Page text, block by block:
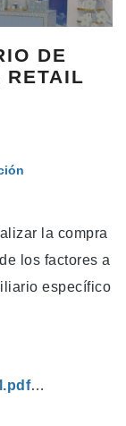
DE
RETAIL
la compra
los factores a
específico
…